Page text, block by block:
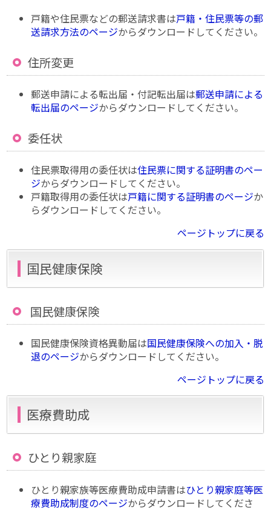
戸籍や住民票などの郵送請求書は戸籍・住民票等の郵
送請求方法のページからダウンロードしてください。
住所変更
郵送申請による転出届・付記転出届は郵送申請による
転出届のページからダウンロードしてください。
委任状
住民票取得用の委任状は住民票に関する証明書のペー
ジからダウンロードしてください。
戸籍取得用の委任状は戸籍に関する証明書のページか
らダウンロードしてください。
ページトップに戻る
国民健康保険
国民健康保険
国民健康保険資格異動届は国民健康保険への加入・脱
退のページからダウンロードしてください。
ページトップに戻る
医療費助成
ひとり親家庭
ひとり親家族等医療費助成申請書はひとり親家庭等医
療費助成制度のページからダウンロードしてくださ